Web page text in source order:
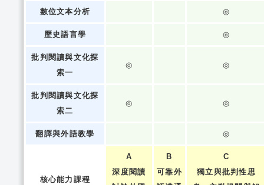
數位文本分析 ◎
歷史語言學 ◎
批判閱讀與文化探
索一
◎ ◎
批判閱讀與文化探
索二
◎ ◎
翻譯與外語教學 ◎
核心能力課程
A
深度閱讀
B
可靠外
C
獨立與批判性思